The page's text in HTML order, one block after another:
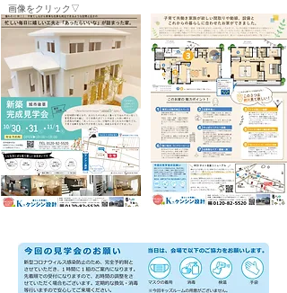
​画像をクリック▽